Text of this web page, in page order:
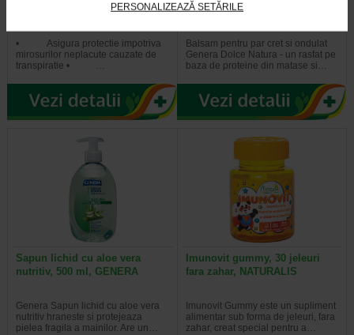
PERSONALIZEAZĂ SETĂRILE
• Asigura protectie impotriva
mirosurilor neplacute cauzate de
transpiratie • …
Pantenol si Matase, 500ml…
Balsam pentru par cret si ondulat
Genera Dolce Natura - un rasfat pe
baza de proteine din matase si…
Sapun lichid cu aloe vera
nutritiv, 500 ml, GENERA
Genera Sapun lichid cu aloe vera
nutritiv hraneste si protejeaza
pielea fragila a mainilor. Are un…
Imunovit gummy, 30 jeleuri
fara zahar, NATURALIS
Imunovit Gummy este un supliment
alimentar sub forma de jeleuri, fara
zahar, creat special pentru a…